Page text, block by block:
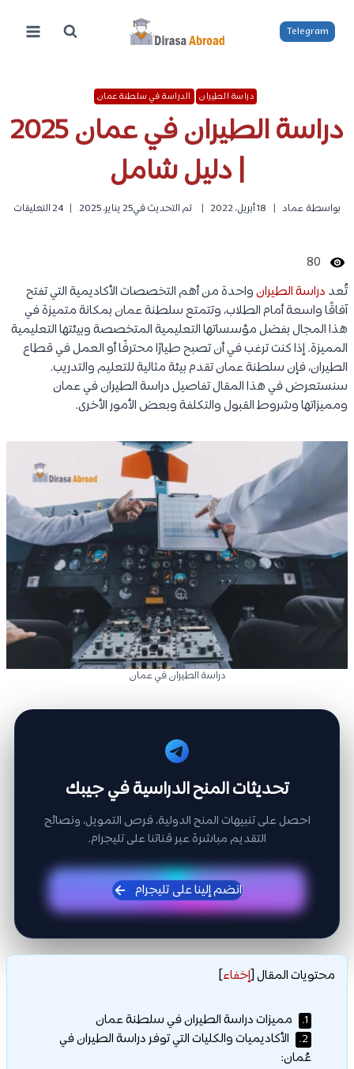
المحتوى
Telegram
دراسة الطيران الدراسة في سلطنة عمان
دراسة الطيران في عمان 2025
| دليل شامل
بواسطة عماد 18 أبريل، 2022 تم التحديث في25 يناير، 2025 24 التعليقات
80
تُعد دراسة الطيرانواحدة من أهم التخصصات الأكاديمية التي تفتح
آفاقًا واسعة أمام الطلاب، وتتمتع سلطنة عمان بمكانة متميزة في
هذا المجال بفضل مؤسساتها التعليمية المتخصصة وبيئتها التعليمية
المميزة. إذا كنت ترغب في أن تصبح طيارًا محترفًا أو العمل في قطاع
الطيران، فإن سلطنة عمان تقدم بيئة مثالية للتعليم والتدريب.
سنستعرض في هذا المقال تفاصيل دراسة الطيران في عمان
ومميزاتها وشروط القبول والتكلفة وبعض الأمور الأخرى.
دراسة الطيران في عمان
تحديثات المنح الدراسية في جيبك
احصل على تنبيهات المنح الدولية، فرص التمويل، ونصائح
التقديم مباشرة عبر قناتنا على تليجرام.
انضم إلينا على تليجرام
محتويات المقال[إخفاء]
1. مميزات دراسة الطيران في سلطنة عمان
2.
الأكاديميات والكليات التي توفر دراسة الطيران في
عُمان: